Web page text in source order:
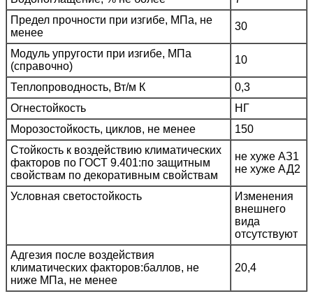
Предел прочности при изгибе, МПа, не
менее
30
Модуль упругости при изгибе, МПа
(справочно)
10
Теплопроводность, Вт/м К
0,3
Огнестойкость
НГ
Морозостойкость, циклов, не менее
150
Стойкость к воздействию климатических
факторов по ГОСТ 9.401:по защитным
свойствам по декоративным свойствам
не хуже АЗ1
не хуже АД2
Условная светостойкость
Изменения
внешнего
вида
отсутствуют
Адгезия после воздействия
климатических факторов:баллов, не
ниже МПа, не менее
20,4